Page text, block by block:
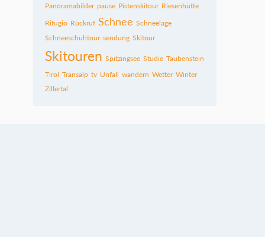
Panoramabilder pause Pistenskitour Riesenhütte
Rifugio Rückruf Schnee Schneelage
Schneeschuhtour sendung Skitour
Skitouren Spitzingsee Studie Taubenstein
Tirol Transalp tv Unfall wandern Wetter Winter
Zillertal